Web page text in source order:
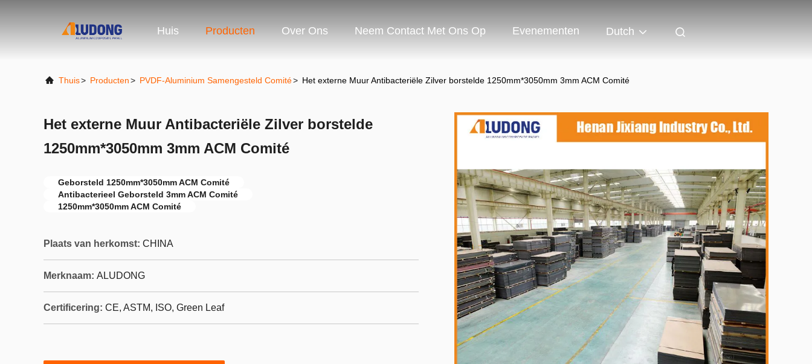
Huis Producten Over Ons Neem Contact Met Ons Op Evenementen Dutch
Thuis> Producten> PVDF-Aluminium Samengesteld Comité> Het externe Muur Antibacteriële Zilver borstelde 1250mm*3050mm 3mm ACM Comité
Het externe Muur Antibacteriële Zilver borstelde
1250mm*3050mm 3mm ACM Comité
Geborsteld 1250mm*3050mm ACM Comité
Antibacterieel Geborsteld 3mm ACM Comité
1250mm*3050mm ACM Comité
Plaats van herkomst: CHINA
Merknaam: ALUDONG
Certificering: CE, ASTM, ISO, Green Leaf